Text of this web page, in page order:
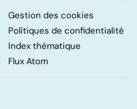
Gestion des cookies
Politiques de confidentialité
Index thématique
Flux Atom